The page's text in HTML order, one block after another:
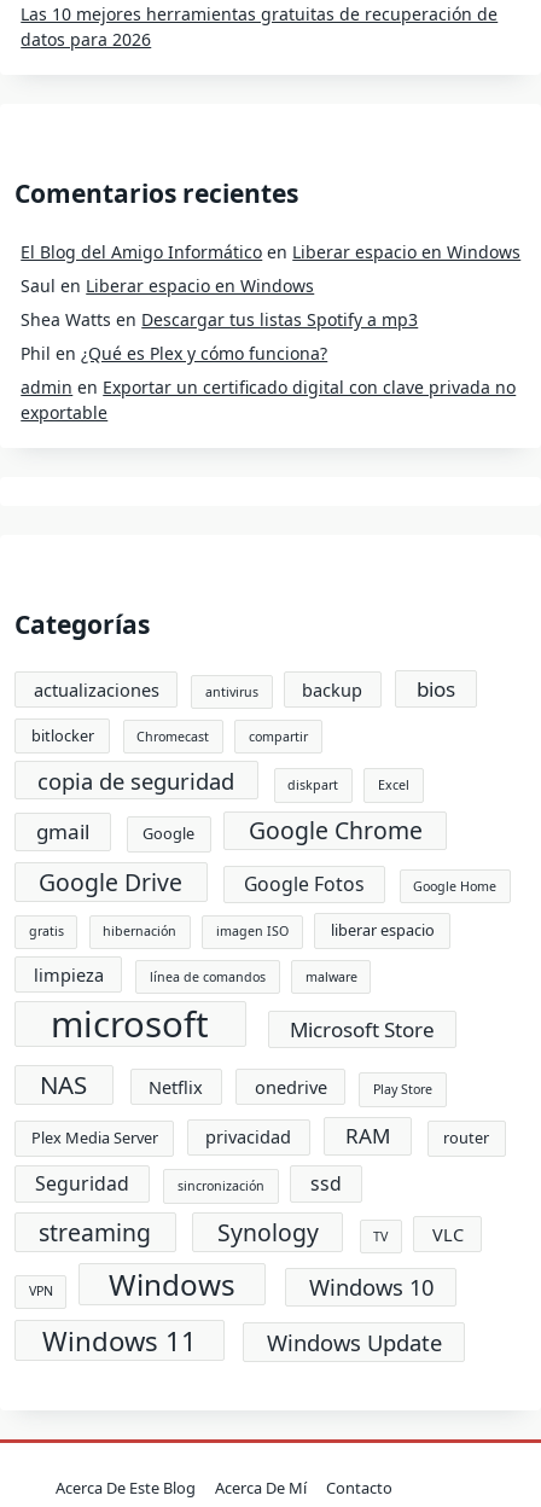
Las 10 mejores herramientas gratuitas de recuperación de
datos para 2026
Comentarios recientes
El Blog del Amigo Informático en Liberar espacio en Windows
Saul en Liberar espacio en Windows
Shea Watts en Descargar tus listas Spotify a mp3
Phil en ¿Qué es Plex y cómo funciona?
admin en Exportar un certificado digital con clave privada no
exportable
Categorías
actualizaciones antivirus backup bios
bitlocker Chromecast compartir
copia de seguridad diskpart Excel
gmail Google
Google Chrome
Google Drive
Google Fotos Google Home
gratis hibernación imagen ISO liberar espacio
limpieza línea de comandos malware
microsoft Microsoft Store
NAS Netflix onedrive Play Store
Plex Media Server privacidad RAM router
Seguridad sincronización ssd
streaming Synology TV VLC
VPN Windows Windows 10
Windows 11 Windows Update
Acerca De Este Blog Acerca De Mí Contacto